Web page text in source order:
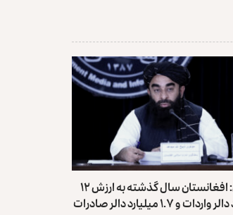
طالبان: افغانستان سال گذشته به ارزش ۱۲
میلیارد دالر واردات و ۱.۷ میلیارد دالر صادرات